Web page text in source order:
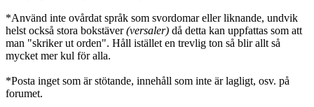
*Använd inte ovårdat språk som svordomar eller liknande, undvik
helst också stora bokstäver(versaler) då detta kan uppfattas som att
man "skriker ut orden". Håll istället en trevlig ton så blir allt så
mycket mer kul för alla.
*Posta inget som är stötande, innehåll som inte är lagligt, osv. på
forumet.